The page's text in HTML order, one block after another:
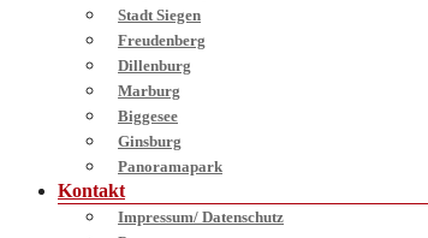
Stadt Siegen
Freudenberg
Dillenburg
Marburg
Biggesee
Ginsburg
Panoramapark
Kontakt
Impressum/ Datenschutz